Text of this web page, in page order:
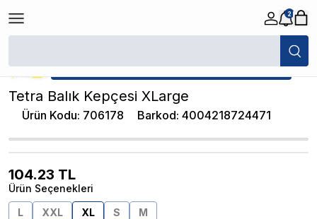
2
/
★ Atakan Petshop, Tetra yetkili satıcısıdır.
Tetra Balık Kepçesi XLarge
Ürün Kodu: 706178 Barkod: 4004218724471
104.23 TL
Ürün Seçenekleri
L
XXL XL S M